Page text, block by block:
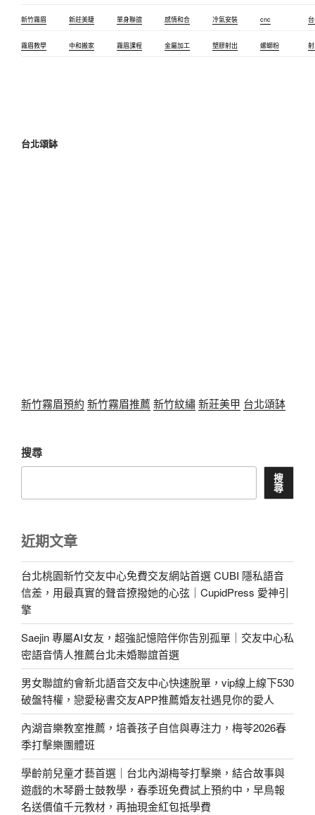
新竹霧眉 新莊美睫 單身聯誼 感情和合 冷氣安裝 cnc
霧眉教學 中和搬家 霧眉課程 金屬加工 塑膠射出 螺螄粉
台北頌缽
新竹霧眉預約 新竹霧眉推薦 新竹紋繡新莊美甲 台北頌缽
搜尋
搜
尋
近期文章
台北桃園新竹交友中心免費交友網站首選 CUBI 隱私語音
信差，用最真實的聲音撩撥她的心弦｜CupidPress 愛神引
擎
Saejin 專屬AI女友，超強記憶陪伴你告別孤單｜交友中心私
密語音情人推薦台北未婚聯誼首選
男女聯誼約會新北語音交友中心快速脫單，vip線上線下530
破盤特權，戀愛秘書交友APP推薦婚友社遇見你的愛人
內湖音樂教室推薦，培養孩子自信與專注力，梅苓2026春
季打擊樂團體班
學齡前兒童才藝首選｜台北內湖梅苓打擊樂，結合故事與
遊戲的木琴爵士鼓教學，春季班免費試上預約中，早鳥報
名送價值千元教材，再抽現金紅包抵學費